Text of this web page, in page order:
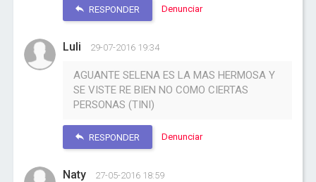
RESPONDER Denunciar
Luli 29-07-2016 19:34
AGUANTE SELENA ES LA MAS HERMOSA Y
SE VISTE RE BIEN NO COMO CIERTAS
PERSONAS (TINI)
RESPONDER Denunciar
Naty 27-05-2016 18:59